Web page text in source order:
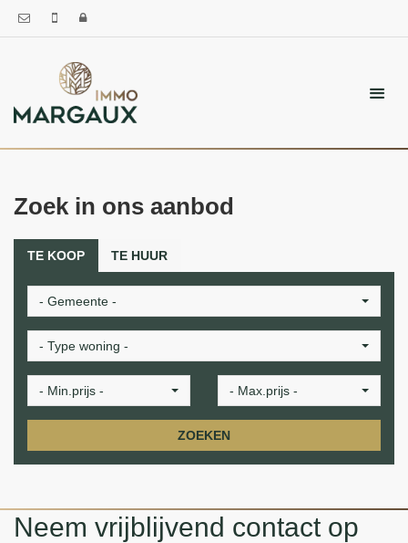
Zoek in ons aanbod
- Gemeente -
- Type woning -
- Min.prijs - - Max.prijs -
ZOEKEN
TE KOOP TE HUUR
Neem vrijblijvend contact op